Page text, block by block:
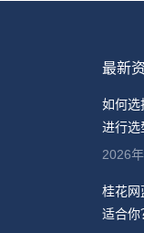
最新
如何
进行选
2026
桂花网
适合你